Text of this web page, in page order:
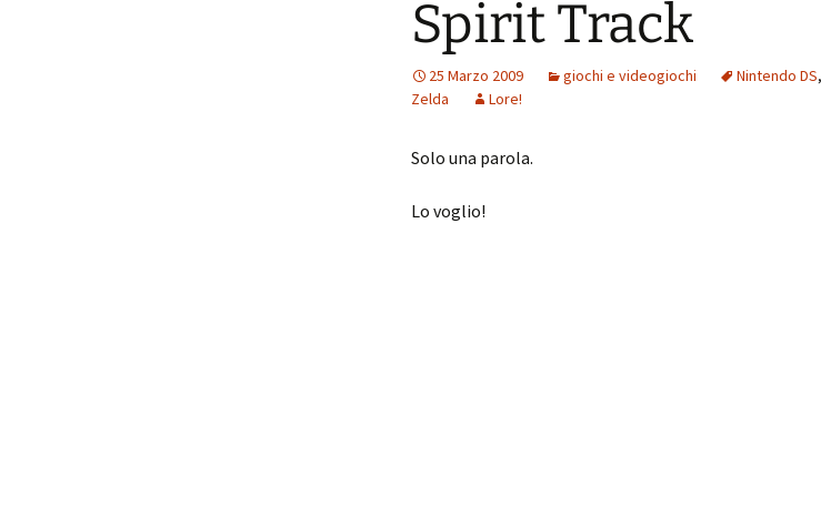
Spirit Track
25 Marzo 2009 giochi e videogiochi Nintendo DS,
Zelda
Lore!
Solo una parola.
Lo voglio!